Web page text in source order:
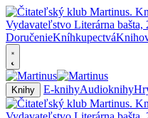
DoručenieKníhkupectvá
Knihy E-knihyAudioknihy